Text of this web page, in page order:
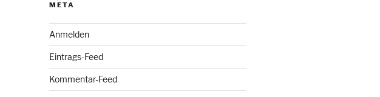
META
Anmelden
Eintrags-Feed
Kommentar-Feed